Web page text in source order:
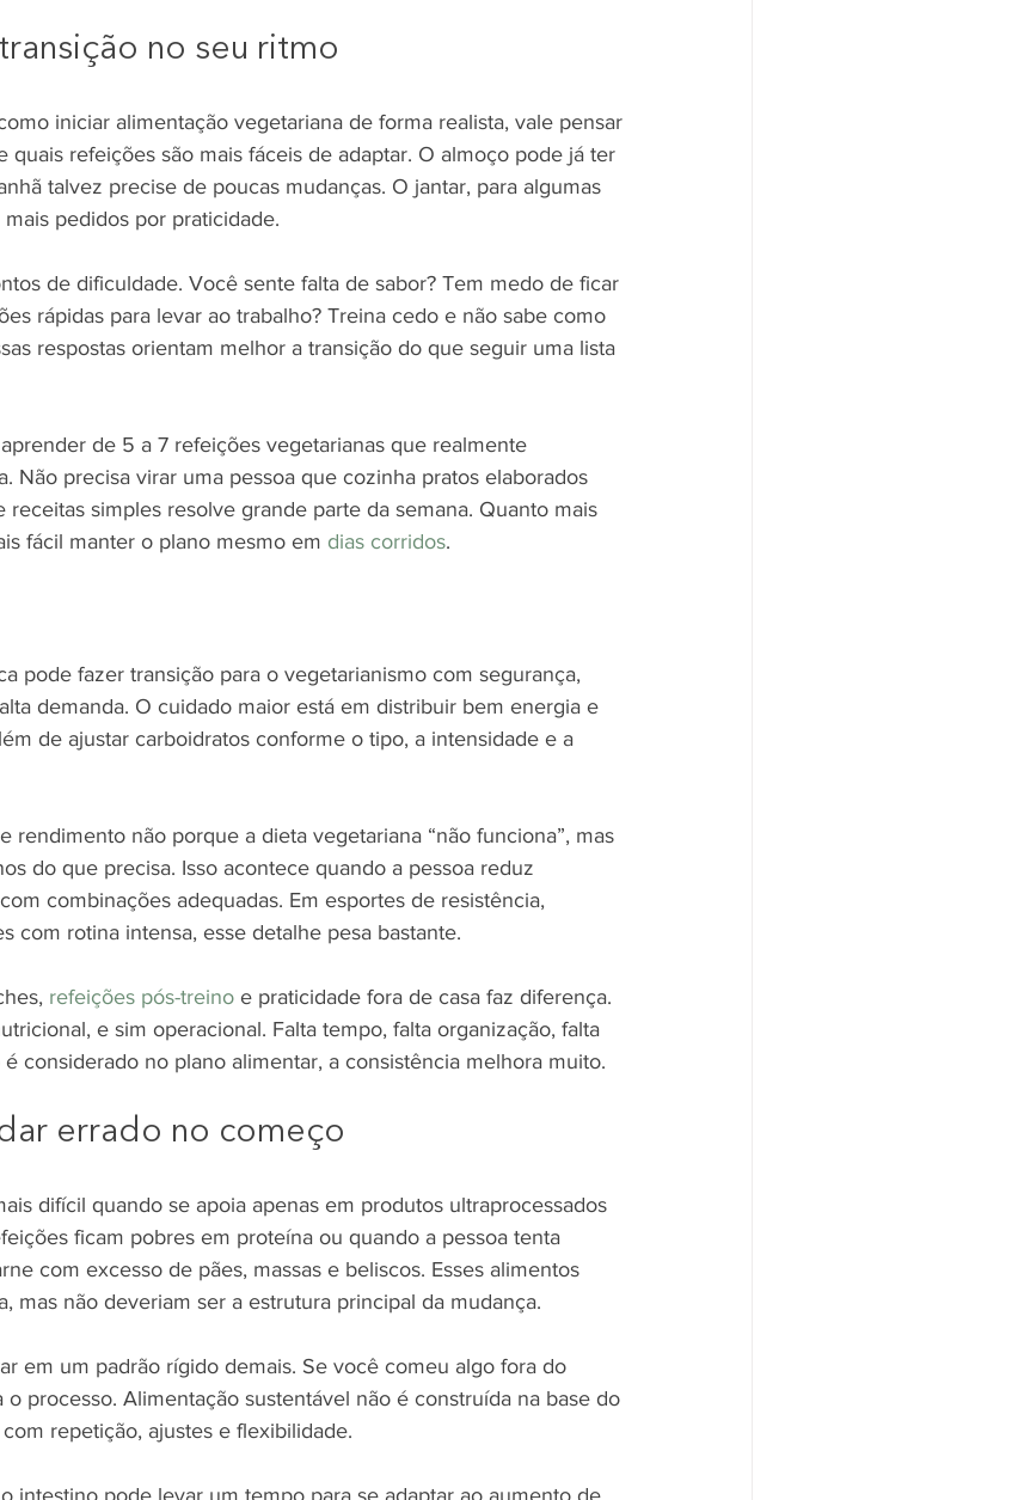
no seu ritmo
iniciar alimentação vegetariana de forma realista, vale pensar
quais refeições são mais fáceis de adaptar. O almoço pode já ter
talvez precise de poucas mudanças. O jantar, para algumas
pedidos por praticidade.
de dificuldade. Você sente falta de sabor? Tem medo de ficar
rápidas para levar ao trabalho? Treina cedo e não sabe como
respostas orientam melhor a transição do que seguir uma lista
de 5 a 7 refeições vegetarianas que realmente
Não precisa virar uma pessoa que cozinha pratos elaborados
receitas simples resolve grande parte da semana. Quanto mais
fácil manter o plano mesmo em dias corridos.
pode fazer transição para o vegetarianismo com segurança,
demanda. O cuidado maior está em distribuir bem energia e
de ajustar carboidratos conforme o tipo, a intensidade e a
rendimento não porque a dieta vegetariana “não funciona”, mas
do que precisa. Isso acontece quando a pessoa reduz
combinações adequadas. Em esportes de resistência,
com rotina intensa, esse detalhe pesa bastante.
refeições pós-treino e praticidade fora de casa faz diferença.
e sim operacional. Falta tempo, falta organização, falta
considerado no plano alimentar, a consistência melhora muito.
errado no começo
difícil quando se apoia apenas em produtos ultraprocessados
ficam pobres em proteína ou quando a pessoa tenta
com excesso de pães, massas e beliscos. Esses alimentos
mas não deveriam ser a estrutura principal da mudança.
em um padrão rígido demais. Se você comeu algo fora do
o processo. Alimentação sustentável não é construída na base do
repetição, ajustes e flexibilidade.
intestino pode levar um tempo para se adaptar ao aumento de